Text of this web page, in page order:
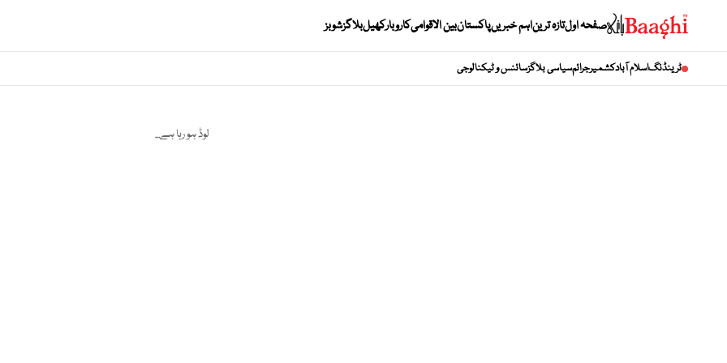
صفحہ اولتازہ تریناہم خبریںپاکستانبین الاقوامیکاروبارکھیلبلاگزشوبز
ٹرینڈنگاسلام آبادکشمیرجرائمسیاسی بلاگزسائنس و ٹیکنالوجی
لوڈ ہو رہا ہے...